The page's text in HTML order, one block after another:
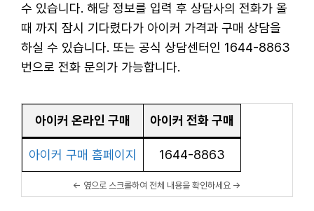
수 있습니다. 해당 정보를 입력 후 상담사의 전화가 올
때 까지 잠시 기다렸다가 아이커 가격과 구매 상담을
하실 수 있습니다. 또는 공식 상담센터인 1644-8863
번으로 전화 문의가 가능합니다.
아이커 온라인 구매 아이커 전화 구매
아이커 구매 홈페이지 1644-8863